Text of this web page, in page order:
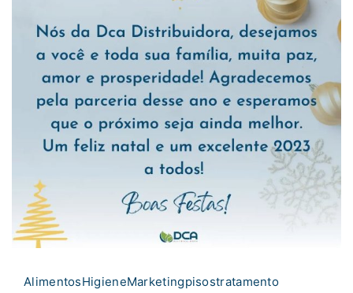
AlimentosHigieneMarketingpisostratamento